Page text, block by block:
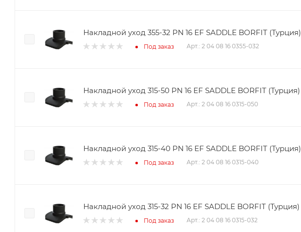
Накладной уход 355-32 PN 16 EF SADDLE BORFIT (Турция)
Под заказ Арт.: 2 04 08 16 0355-032
Накладной уход 315-50 PN 16 EF SADDLE BORFIT (Турция)
Под заказ Арт.: 2 04 08 16 0315-050
Накладной уход 315-40 PN 16 EF SADDLE BORFIT (Турция)
Под заказ Арт.: 2 04 08 16 0315-040
Накладной уход 315-32 PN 16 EF SADDLE BORFIT (Турция)
Под заказ Арт.: 2 04 08 16 0315-032